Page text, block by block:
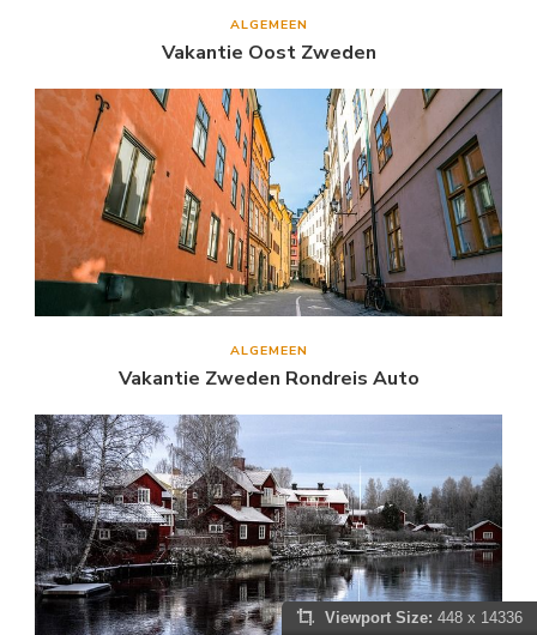
ALGEMEEN
Vakantie Oost Zweden
ALGEMEEN
Vakantie Zweden Rondreis Auto
Viewport Size: 448 x 14336